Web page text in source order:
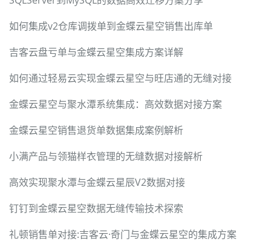
如何集成v2仓库调拨单到金蝶云星空销售出库单
吉客云盘亏单与金蝶云星空集成方案详解
如何通过轻易云实现金蝶云星空与旺店通的无缝对接
金蝶云星空与聚水潭系统集成：高效数据对接方案
金蝶云星空销售退货单数据集成案例解析
小满产品与领猫样衣管理的无缝数据对接解析
高效实现聚水潭与金蝶云星辰V2数据对接
钉钉到金蝶云星空数据无缝传输技术探索
礼顿销售单对接:吉客云·奇门与金蝶云星空的集成方案